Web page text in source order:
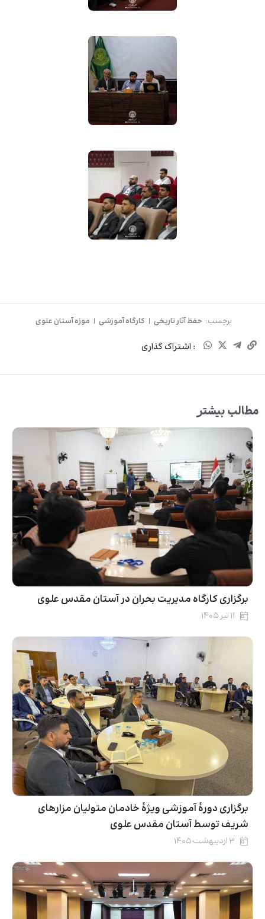
برچسب: حفظ آثار تاریخی | کارگاه آموزشی | موزه آستان علوی
: اشتراک گذاری
مطالب بیشتر
برگزاری کارگاه مدیریت بحران در آستان مقدس علوی
۱۱ تیر ۱۴۰۵
برگزاری دورۀ آموزشی ویژۀ خادمان متولیان مزارهای
شریف توسط آستان مقدس علوی
۳ اردیبهشت ۱۴۰۵